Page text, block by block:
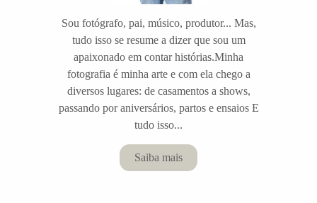
Sou fotógrafo, pai, músico, produtor... Mas,
tudo isso se resume a dizer que sou um
apaixonado em contar histórias.Minha
fotografia é minha arte e com ela chego a
diversos lugares: de casamentos a shows,
passando por aniversários, partos e ensaios E
tudo isso...
Saiba mais